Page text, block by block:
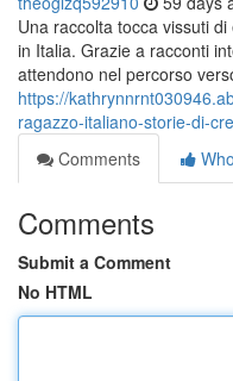
Una raccolta tocca vissuti
in Italia. Grazie a racconti
attendono nel percorso
https://
ragazzo-italiano-storie-di-
Comments
Comments
Submit a Comment
No HTML